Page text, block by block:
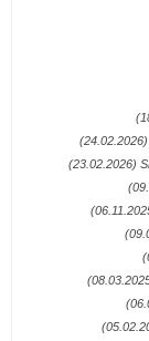
(23.02.2026)